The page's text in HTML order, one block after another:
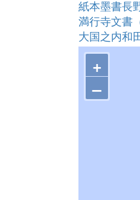
紙本墨書長
満行寺文書
大国之内和
元禄版「歎
山中家文書
天王平廃寺
野城神社棟札
+
–